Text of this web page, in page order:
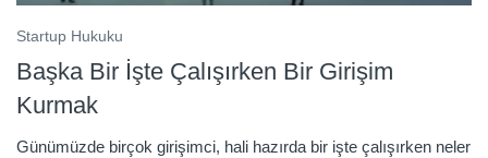
Startup Hukuku
Başka Bir İşte Çalışırken Bir Girişim
Kurmak
Günümüzde birçok girişimci, hali hazırda bir işte çalışırken neler